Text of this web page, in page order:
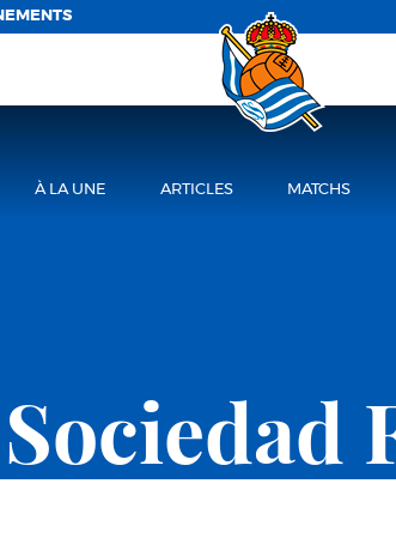
À LA UNE ARTICLES MATCHS